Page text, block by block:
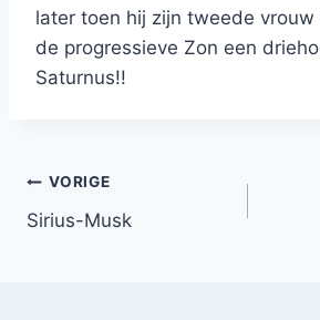
later toen hij zijn tweede vrouw
de progressieve Zon een
Saturnus!!
Bericht
navigatie
VORIGE
Sirius-Musk